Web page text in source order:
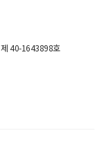
제 40-1643898호